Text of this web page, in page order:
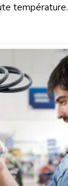
température.